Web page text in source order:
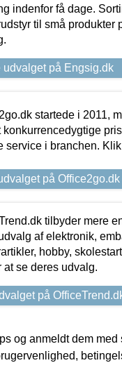
indenfor få dage.
til små produkter
udvalget på Engsig.dk
startede i 2011,
konkurrencedygtige
service i branchen.
på Office2go.dk
tilbyder mere
af elektronik,
hobby,
at se deres udvalg.
på
og anmeldt dem med